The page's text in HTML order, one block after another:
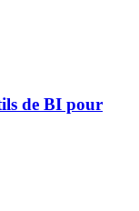
de BI pour